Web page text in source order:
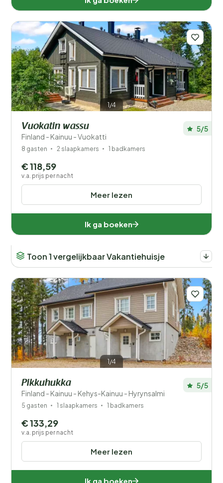
1/4
Vuokatin wassu
Finland - Kainuu - Vuokatti
5/5
8 gasten 2 slaapkamers 1 badkamers
Meer lezen
€ 118,59
v.a. prijs per nacht
Ik ga boeken
Toon 1 vergelijkbaar Vakantiehuisje
1/4
Pikkuhukka
Finland - Kainuu - Kehys-Kainuu - Hyrynsalmi
5/5
5 gasten 1 slaapkamers 1 badkamers
Meer lezen
€ 133,29
v.a. prijs per nacht
Ik ga boeken